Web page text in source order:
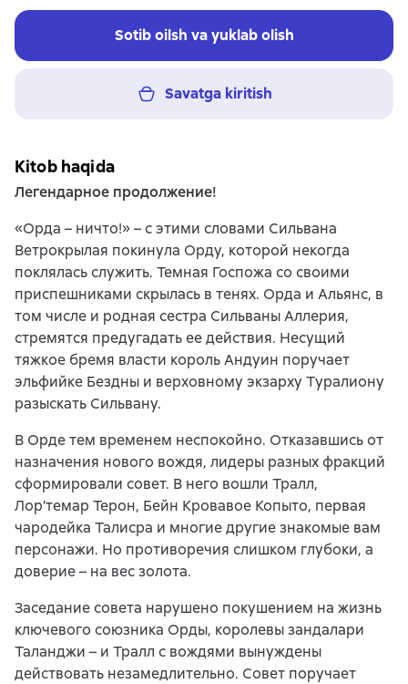
Sotib oilsh va yuklab olish
Savatga kiritish
Kitob haqida
Легендарное продолжение!
«Орда – ничто!» – с этими словами Сильвана
Ветрокрылая покинула Орду, которой некогда
поклялась служить. Темная Госпожа со своими
приспешниками скрылась в тенях. Орда и Альянс, в
том числе и родная сестра Сильваны Аллерия,
стремятся предугадать ее действия. Несущий
тяжкое бремя власти король Андуин поручает
эльфийке Бездны и верховному экзарху Туралиону
разыскать Сильвану.
В Орде тем временем неспокойно. Отказавшись от
назначения нового вождя, лидеры разных фракций
сформировали совет. В него вошли Тралл,
Лор’темар Терон, Бейн Кровавое Копыто, первая
чародейка Талисра и многие другие знакомые вам
персонажи. Но противоречия слишком глубоки, а
доверие – на вес золота.
Заседание совета нарушено покушением на жизнь
ключевого союзника Орды, королевы зандалари
Таланджи – и Тралл с вождями вынуждены
действовать незамедлительно. Совет поручает